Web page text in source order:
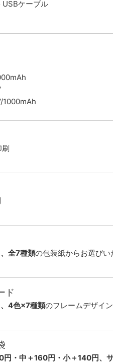
USBケーブル
1000mAh
刷
全7種類の包装紙からお選びい
ド
4色×7種類のフレームデザイ
円・中＋160円・小＋140円、